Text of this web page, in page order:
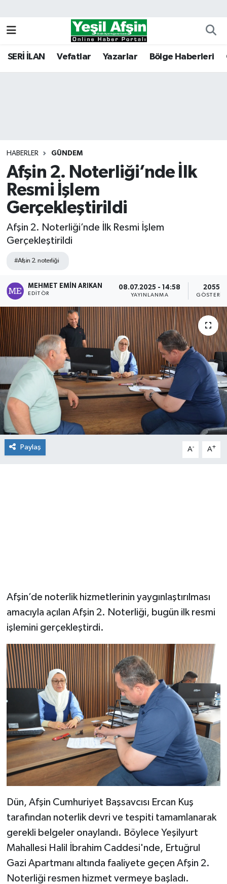
SERİ İLAN Vefatlar Yazarlar Bölge Haberleri
HABERLER GÜNDEM
Afşin 2. Noterliği’nde İlk
Resmi İşlem
Gerçekleştirildi
Afşin 2. Noterliği’nde İlk Resmi İşlem
Gerçekleştirildi
#Afşin 2. noterliği
MEHMET EMIN ARIKAN
EDITÖR
08.07.2025 - 14:58
YAYINLANMA
2055
GÖSTERIM
Paylaş A- A+
Afşin’de noterlik hizmetlerinin yaygınlaştırılması
amacıyla açılan Afşin 2. Noterliği, bugün ilk resmi
işlemini gerçekleştirdi.
Dün, Afşin Cumhuriyet Başsavcısı Ercan Kuş
tarafından noterlik devri ve tespiti tamamlanarak
gerekli belgeler onaylandı. Böylece Yeşilyurt
Mahallesi Halil İbrahim Caddesi'nde, Ertuğrul
Gazi Apartmanı altında faaliyete geçen Afşin 2.
Noterliği resmen hizmet vermeye başladı.
Kahramanmaraş Nöbetçi Eczaneler
Tüm Manşetler
Son Dakika Haberleri